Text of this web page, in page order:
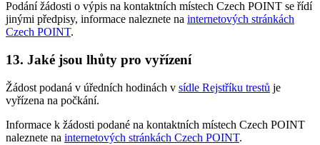
Podání žádosti o výpis na kontaktních místech Czech POINT se řídí
jinými předpisy, informace naleznete na internetových stránkách
Czech POINT.
13. Jaké jsou lhůty pro vyřízení
Žádost podaná v úředních hodinách v sídle Rejstříku trestů je
vyřízena na počkání.
Informace k žádosti podané na kontaktních místech Czech POINT
naleznete na internetových stránkách Czech POINT.